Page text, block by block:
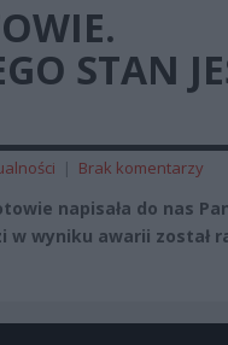
STAN
| Brak komentarzy
napisała do nas
w wyniku awarii został